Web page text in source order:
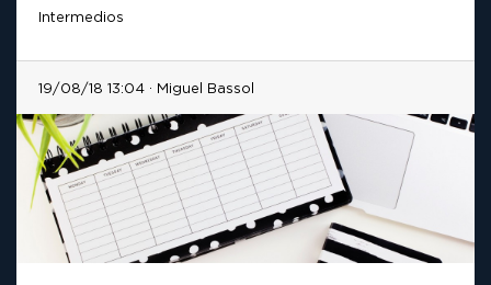
Intermedios
19/08/18 13:04 · Miguel Bassol